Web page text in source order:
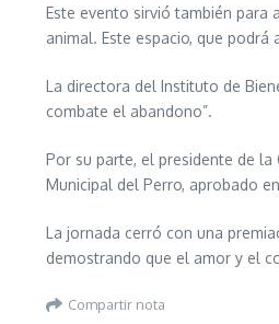
Este evento sirvió también para
animal. Este espacio, que
La directora del Instituto de
combate el abandono”.
Por su parte, el presidente de
Municipal del Perro, aprobado
La jornada cerró con una
demostrando que el amor y el
Compartir nota